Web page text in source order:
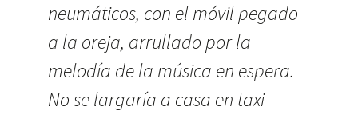
neumáticos, con el móvil pegado
a la oreja, arrullado por la
melodía de la música en espera.
No se largaría a casa en taxi